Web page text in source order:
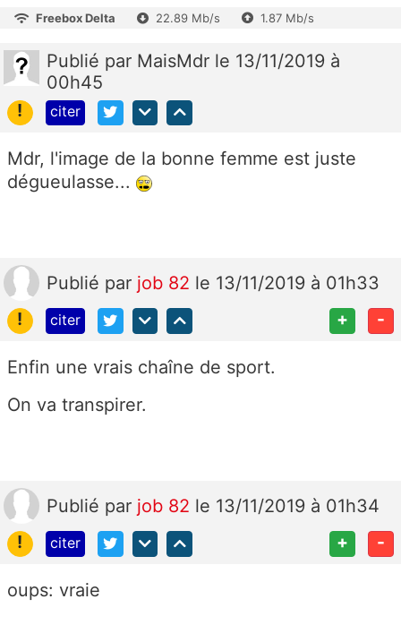
Freebox Delta 22.89 Mb/s 1.87 Mb/s
Publié par MaisMdr le 13/11/2019 à
00h45
!
citer
Mdr, l'image de la bonne femme est juste
dégueulasse...
Publié par job 82 le 13/11/2019 à 01h33
!
citer + -
Enfin une vrais chaîne de sport.
On va transpirer.
Publié par job 82 le 13/11/2019 à 01h34
!
citer + -
oups: vraie